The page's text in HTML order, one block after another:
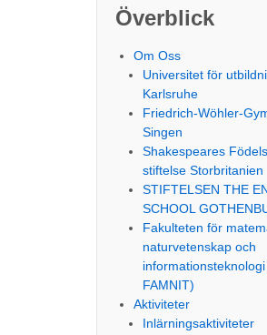
Överblick
Om Oss
Universitet för
Karlsruhe
Friedrich-Wöhler-
Singen
Shakespeares
stiftelse Storbritanien
STIFTELSEN THE
SCHOOL
Fakulteten för
naturvetenskap och
FAMNIT)
Aktiviteter
Inlärningsaktiviteter